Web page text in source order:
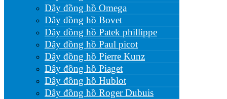
Dây đồng hồ Omega
Dây đồng hồ Bovet
Dây đồng hồ Patek phillippe
Dây đồng hồ Paul picot
Dây đồng hồ Pierre Kunz
Dây đồng hồ Piaget
Dây đồng hồ Hublot
Dây đồng hồ Roger Dubuis